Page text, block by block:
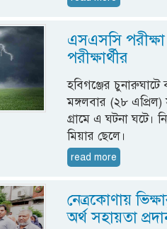
এসএসসি পরীক্ষা
পরীক্ষার্থীর
হবিগঞ্জের
মঙ্গলবার (২৮
গ্রামে এ ঘটনা ঘটে।
মিয়ার ছেলে।
read more
নেত্রকোণায়
অর্থ সহায়তা